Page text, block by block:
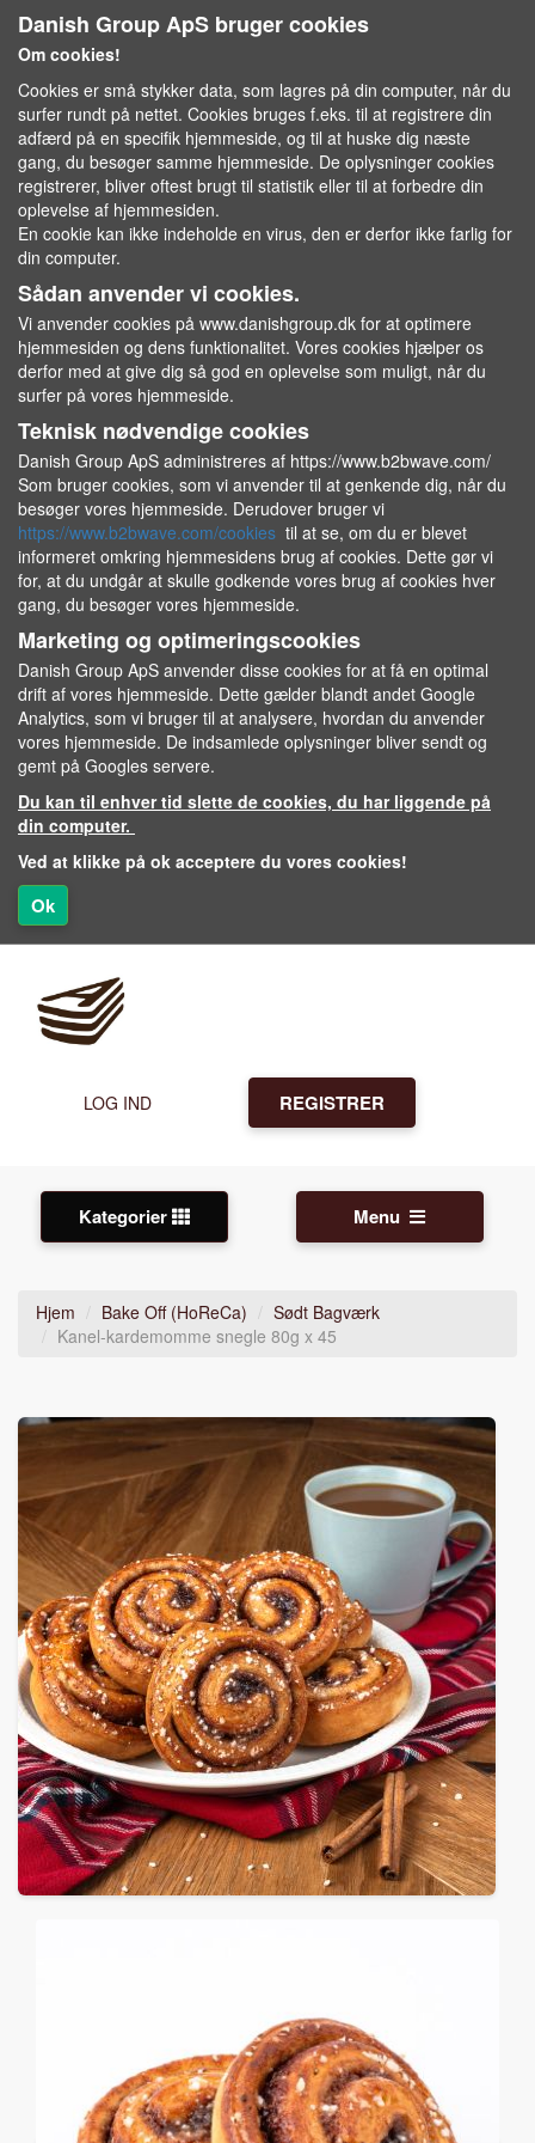
Danish Group ApS bruger cookies
Om cookies!
Cookies er små stykker data, som lagres på din computer, når du
surfer rundt på nettet. Cookies bruges f.eks. til at registrere din
adfærd på en specifik hjemmeside, og til at huske dig næste
gang, du besøger samme hjemmeside. De oplysninger cookies
registrerer, bliver oftest brugt til statistik eller til at forbedre din
oplevelse af hjemmesiden.
En cookie kan ikke indeholde en virus, den er derfor ikke farlig for
din computer.
Sådan anvender vi cookies.
Vi anvender cookies på www.danishgroup.dk for at optimere
hjemmesiden og dens funktionalitet. Vores cookies hjælper os
derfor med at give dig så god en oplevelse som muligt, når du
surfer på vores hjemmeside.
Teknisk nødvendige cookies
Danish Group ApS administreres af https://www.b2bwave.com/
Som bruger cookies, som vi anvender til at genkende dig, når du
besøger vores hjemmeside. Derudover bruger vi
https://www.b2bwave.com/cookies til at se, om du er blevet
informeret omkring hjemmesidens brug af cookies. Dette gør vi
for, at du undgår at skulle godkende vores brug af cookies hver
gang, du besøger vores hjemmeside.
Marketing og optimeringscookies
Danish Group ApS anvender disse cookies for at få en optimal
drift af vores hjemmeside. Dette gælder blandt andet Google
Analytics, som vi bruger til at analysere, hvordan du anvender
vores hjemmeside. De indsamlede oplysninger bliver sendt og
gemt på Googles servere.
Du kan til enhver tid slette de cookies, du har liggende på
din computer.
Ved at klikke på ok acceptere du vores cookies!
Ok
LOG IND REGISTRER
Kategorier Menu
Hjem Bake Off (HoReCa)
Sødt Bagværk
Kanel-kardemomme snegle 80g x 45